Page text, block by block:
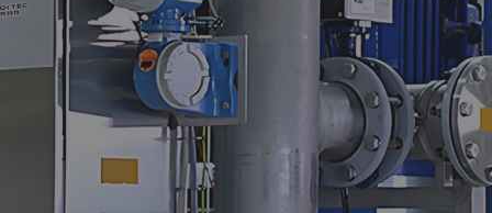
新闻动态 
工程案例
联系我们